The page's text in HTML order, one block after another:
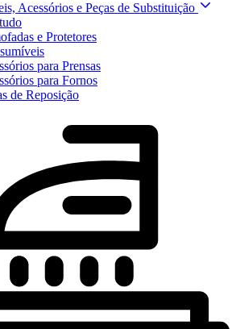
Acessórios e Peças de Substituição
e Protetores
para Prensas
para Fornos
de Reposição